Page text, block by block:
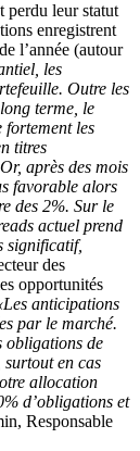
perdu leur statut
enregistrent
l’année (autour
les
Outre les
terme, le
fortement les
titres
après des mois
favorable alors
des 2%. Sur le
actuel prend
significatif,
des
opportunités
anticipations
par le marché.
obligations de
en cas
allocation
d’obligations et
Responsable